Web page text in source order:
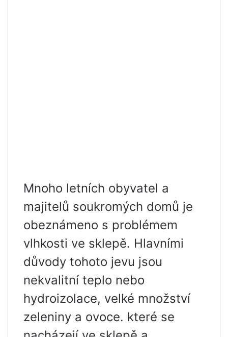
Mnoho letních obyvatel a
majitelů soukromých domů je
obeznámeno s problémem
vlhkosti ve sklepě. Hlavními
důvody tohoto jevu jsou
nekvalitní teplo nebo
hydroizolace, velké množství
zeleniny a ovoce. které se